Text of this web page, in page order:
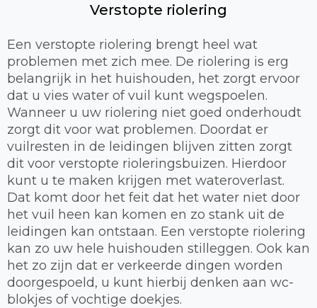
Verstopte riolering
Een verstopte riolering brengt heel wat
problemen met zich mee. De riolering is erg
belangrijk in het huishouden, het zorgt ervoor
dat u vies water of vuil kunt wegspoelen.
Wanneer u uw riolering niet goed onderhoudt
zorgt dit voor wat problemen. Doordat er
vuilresten in de leidingen blijven zitten zorgt
dit voor verstopte rioleringsbuizen. Hierdoor
kunt u te maken krijgen met wateroverlast.
Dat komt door het feit dat het water niet door
het vuil heen kan komen en zo stank uit de
leidingen kan ontstaan. Een verstopte riolering
kan zo uw hele huishouden stilleggen. Ook kan
het zo zijn dat er verkeerde dingen worden
doorgespoeld, u kunt hierbij denken aan wc-
blokjes of vochtige doekjes.